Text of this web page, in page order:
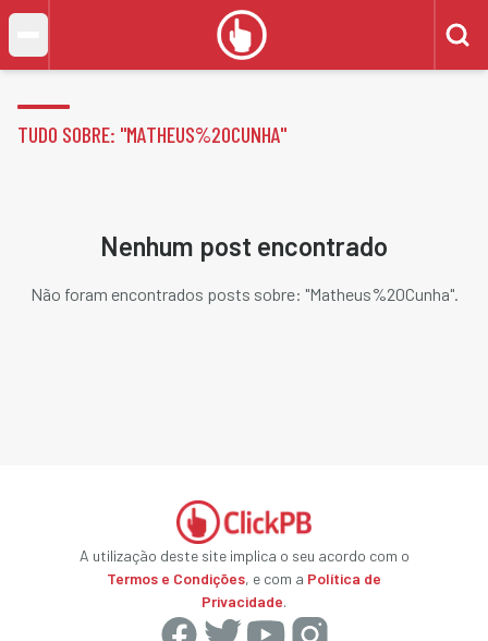
TUDO SOBRE: "MATHEUS%20CUNHA"
Nenhum post encontrado
Não foram encontrados posts sobre: "Matheus%20Cunha".
A utilização deste site implica o seu acordo com o
Termos e Condições, e com a Política de
Privacidade.